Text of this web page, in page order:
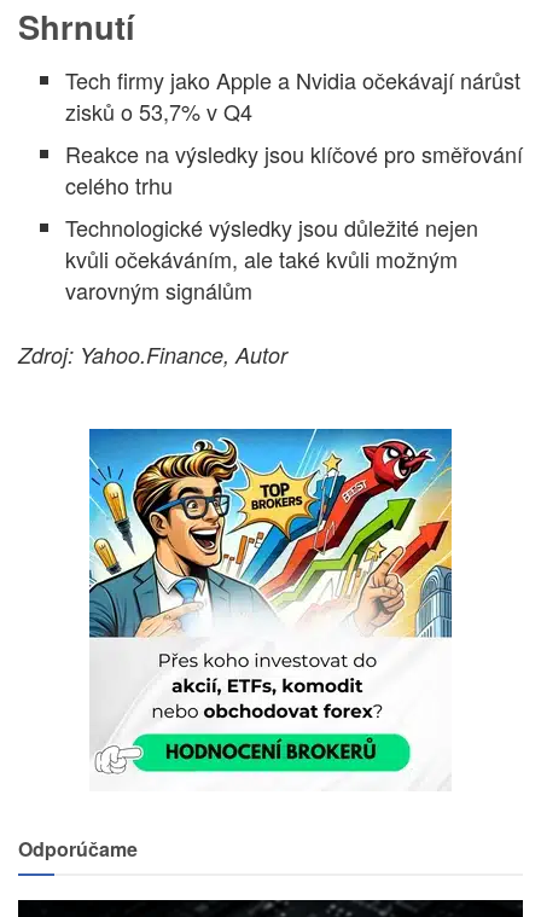
Shrnutí
Tech firmy jako Apple a Nvidia očekávají nárůst
zisků o 53,7% v Q4
Reakce na výsledky jsou klíčové pro směřování
celého trhu
Technologické výsledky jsou důležité nejen
kvůli očekáváním, ale také kvůli možným
varovným signálům
Zdroj: Yahoo.Finance, Autor
Odporúčame